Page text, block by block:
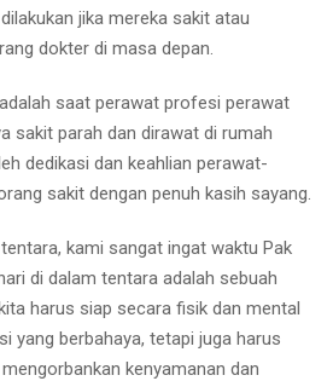
jika mereka sakit atau
dokter di masa depan.
saat perawat profesi perawat
sakit parah dan dirawat di rumah
dedikasi dan keahlian perawat-
sakit dengan penuh kasih sayang.
kami sangat ingat waktu Pak
di dalam tentara adalah sebuah
harus siap secara fisik dan mental
yang berbahaya, tetapi juga harus
kenyamanan dan